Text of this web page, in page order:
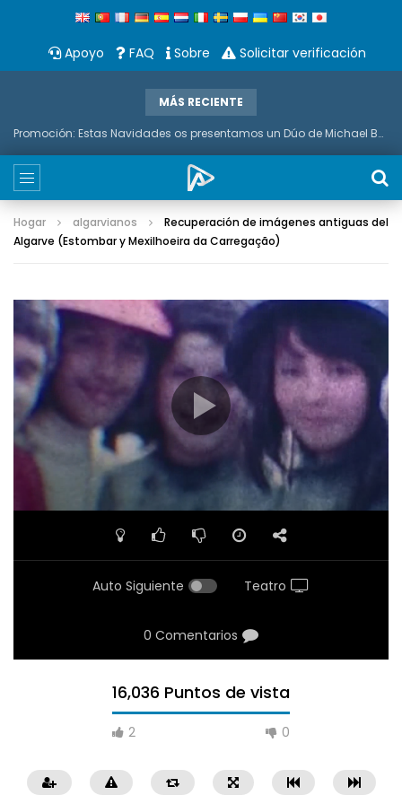
Apoyo FAQ Sobre Solicitar verificación
MÁS RECIENTE
Promoción: Estas Navidades os presentamos un Dúo de Michael Bubble Y Saxo
Hogar algarvianos
Recuperación de imágenes antiguas del
Algarve (Estombar y Mexilhoeira da Carregação)
Auto Siguiente Teatro
0 Comentarios
16,036 Puntos de vista
2 0